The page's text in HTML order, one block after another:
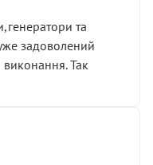
та
задоволений
виконання. Так